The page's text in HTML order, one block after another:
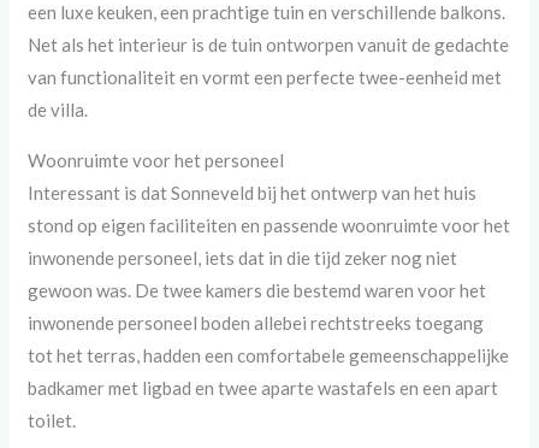
een luxe keuken, een prachtige tuin en verschillende balkons.
Net als het interieur is de tuin ontworpen vanuit de gedachte
van functionaliteit en vormt een perfecte twee-eenheid met
de villa.
Woonruimte voor het personeel
Interessant is dat Sonneveld bij het ontwerp van het huis
stond op eigen faciliteiten en passende woonruimte voor het
inwonende personeel, iets dat in die tijd zeker nog niet
gewoon was. De twee kamers die bestemd waren voor het
inwonende personeel boden allebei rechtstreeks toegang
tot het terras, hadden een comfortabele gemeenschappelijke
badkamer met ligbad en twee aparte wastafels en een apart
toilet.